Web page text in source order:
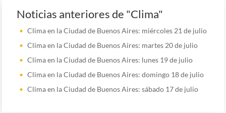
Noticias anteriores de "Clima"
Clima en la Ciudad de Buenos Aires: miércoles 21 de julio
Clima en la Ciudad de Buenos Aires: martes 20 de julio
Clima en la Ciudad de Buenos Aires: lunes 19 de julio
Clima en la Ciudad de Buenos Aires: domingo 18 de julio
Clima en la Ciudad de Buenos Aires: sábado 17 de julio